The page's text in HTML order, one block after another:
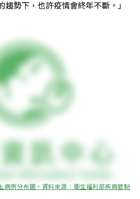
趨勢下，也許疫情會終年不斷。」
病例分布圖。資料來源：衛生福利部疾病管制